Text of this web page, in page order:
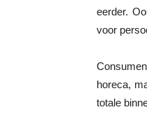
eerder.
voor
horeca,
totale